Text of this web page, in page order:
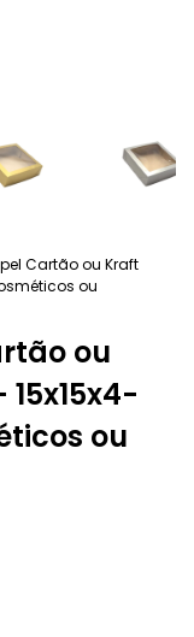
Cartão ou Kraft
ou
ou
ou